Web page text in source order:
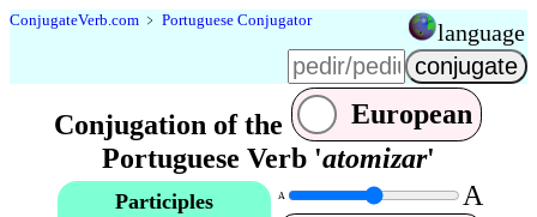
ConjugateVerb.com ﹥ Portuguese Conjugator language
Conjugation of the
European
Portuguese Verb 'atomizar'
Participles A A